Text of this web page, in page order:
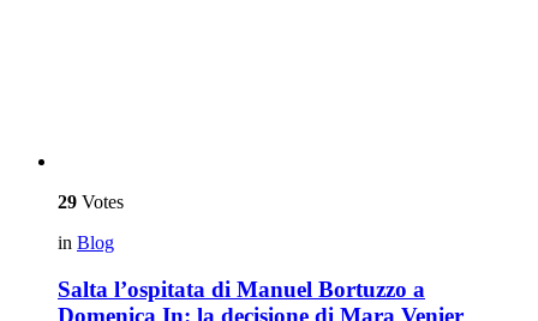
29 Votes
in Blog
Salta l’ospitata di Manuel Bortuzzo a
Domenica In: la decisione di Mara Venier